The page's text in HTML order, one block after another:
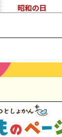
昭和の日